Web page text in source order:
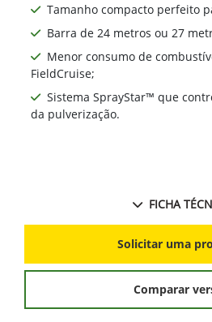
Tamanho compacto perfeito
Barra de 24 metros ou 27
Menor consumo de
FieldCruise;
Sistema SprayStar™ que
da pulverização.
FICHA
Solicitar uma
Comparar